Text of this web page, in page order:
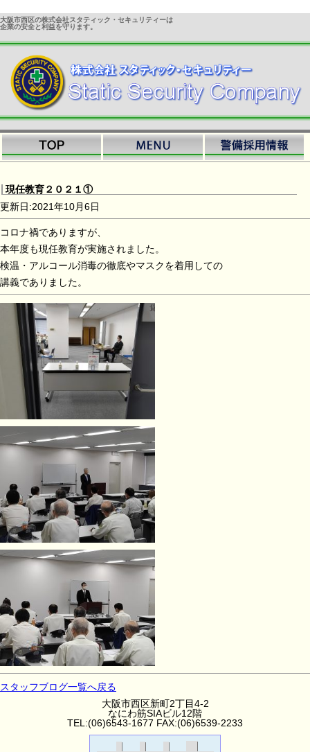
大阪市西区の株式会社スタティック・セキュリティーは
企業の安全と利益を守ります。
現任教育２０２１①
更新日:2021年10月6日
コロナ禍でありますが、
本年度も現任教育が実施されました。
検温・アルコール消毒の徹底やマスクを着用しての
講義でありました。
スタッフブログ一覧へ戻る
大阪市西区新町2丁目4-2
なにわ筋SIAビル12階
TEL:(06)6543-1677 FAX:(06)6539-2233